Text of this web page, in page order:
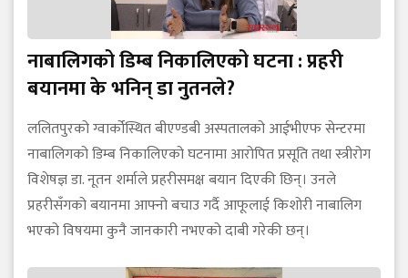
नाबालिगको डिम्ब निकालिएको घटना : प्रहरी
बयानमा के भनिन् डा नुतनले?
ललितपुरको ग्वार्कोस्थित बीएण्डबी अस्पतालको आईभीएफ सेन्टरमा
नाबालिगको डिम्ब निकालिएको घटनामा आरोपित प्रसूति तथा स्त्रीरोग
विशेषज्ञ डा. नूतन शर्माले प्रहरीसमक्ष बयान दिएकी छिन्। उनले
प्रहरीसँगको बयानमा आफ्नो बचाउ गर्दै आफूलाई किशोरी नाबालिग
भएको विषयमा कुनै जानकारी नभएको दाबी गरेकी छन्।